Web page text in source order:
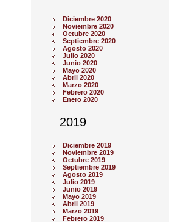
Diciembre 2020
Noviembre 2020
Octubre 2020
Septiembre 2020
Agosto 2020
Julio 2020
Junio 2020
Mayo 2020
Abril 2020
Marzo 2020
Febrero 2020
Enero 2020
2019
Diciembre 2019
Noviembre 2019
Octubre 2019
Septiembre 2019
Agosto 2019
Julio 2019
Junio 2019
Mayo 2019
Abril 2019
Marzo 2019
Febrero 2019